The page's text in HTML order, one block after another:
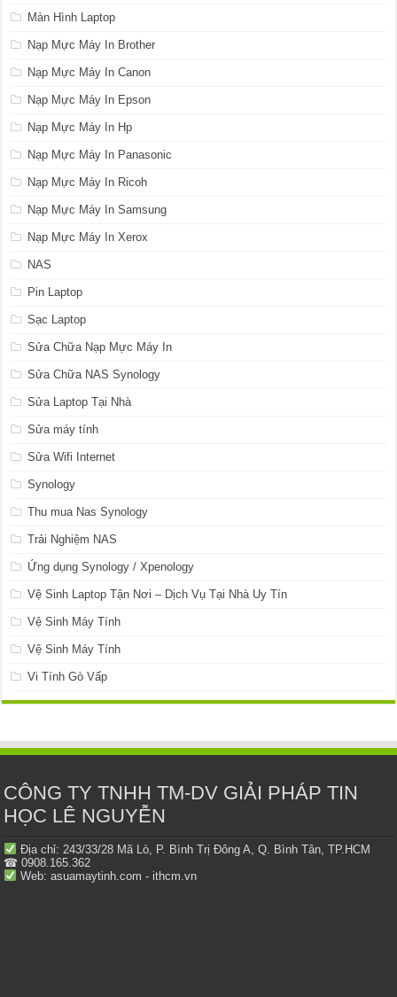
Màn Hình Laptop
Nạp Mực Máy In Brother
Nạp Mực Máy In Canon
Nạp Mực Máy In Epson
Nạp Mực Máy In Hp
Nạp Mực Máy In Panasonic
Nạp Mực Máy In Ricoh
Nạp Mực Máy In Samsung
Nạp Mực Máy In Xerox
NAS
Pin Laptop
Sạc Laptop
Sửa Chữa Nạp Mực Máy In
Sửa Chữa NAS Synology
Sửa Laptop Tại Nhà
Sửa máy tính
Sửa Wifi Internet
Synology
Thu mua Nas Synology
Trải Nghiệm NAS
Ứng dụng Synology / Xpenology
Vệ Sinh Laptop Tận Nơi – Dịch Vụ Tại Nhà Uy Tín
Vệ Sinh Máy Tính
Vệ Sinh Máy Tính
Vi Tính Gò Vấp
CÔNG TY TNHH TM-DV GIẢI PHÁP TIN
HỌC LÊ NGUYỄN
Địa chỉ: 243/33/28 Mã Lò, P. Bình Trị Đông A, Q. Bình Tân, TP.HCM
☎ 0908.165.362
Web: asuamaytinh.com - ithcm.vn